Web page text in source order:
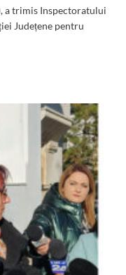
a trimis Inspectoratului
Județene pentru